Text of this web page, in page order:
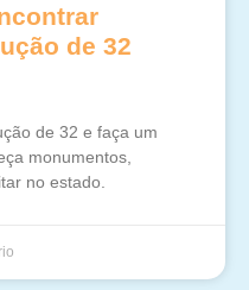
de 32
de 32 e faça um
monumentos,
no estado.